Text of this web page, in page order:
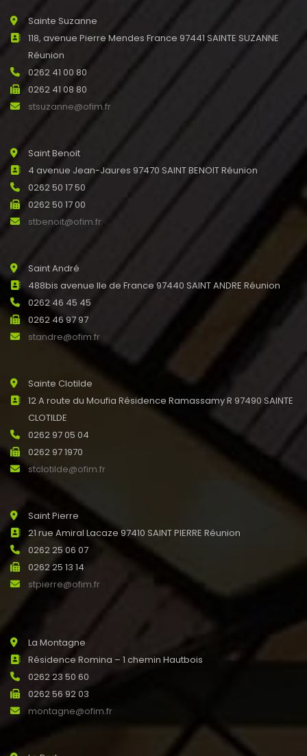
Sainte Suzanne
118, avenue Pierre Mendes France 97441 SAINTE SUZANNE
Réunion
0262 41 00 80
0262 41 08 80
stsuzanne@ofim.fr
Saint Benoit
4 avenue Jean-Jaures 97470 SAINT BENOIT Réunion
0262 50 17 50
0262 50 17 00
stbenoit@ofim.fr
Saint André
488bis avenue Ile de France 97440 SAINT ANDRE Réunion
0262 46 45 45
0262 46 97 97
standre@ofim.fr
Sainte Clotilde
12 A route du Moufia Résidence Ramassamy R 97490 SAINTE
CLOTILDE
0262 97 05 04
0262 97 1970
stclotilde@ofim.fr
Saint Pierre
21 rue Amiral Lacaze 97410 SAINT PIERRE Réunion
0262 25 06 07
0262 25 13 14
stpierre@ofim.fr
La Montagne
Résidence Romina – 1 chemin Hautbois
0262 23 50 60
0262 56 92 03
montagne@ofim.fr